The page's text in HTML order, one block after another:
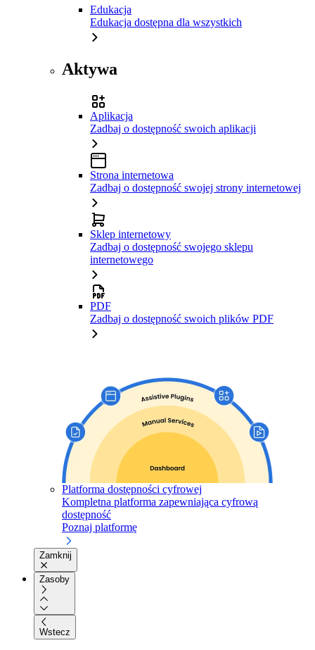
Edukacja
Edukacja dostępna dla wszystkich
Aktywa
Aplikacja
Zadbaj o dostępność swoich aplikacji
Strona internetowa
Zadbaj o dostępność swojej strony internetowej
Sklep internetowy
Zadbaj o dostępność swojego sklepu
internetowego
PDF
Zadbaj o dostępność swoich plików PDF
Platforma dostępności cyfrowej
Kompletna platforma zapewniająca cyfrową
dostępność
Poznaj platformę
Zamknij
Zasoby
Wstecz